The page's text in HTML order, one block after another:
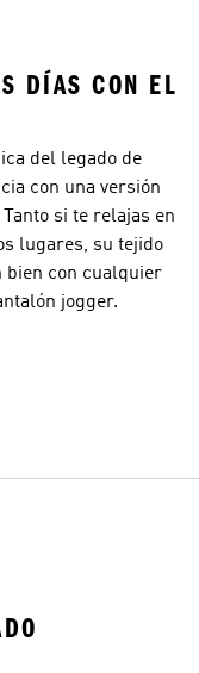
DÍAS CON EL
del legado de
con una versión
si te relajas en
lugares, su tejido
bien con cualquier
jogger.